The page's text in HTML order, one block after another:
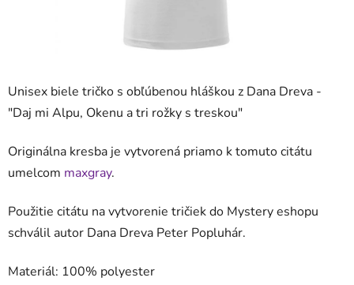
Unisex biele tričko s obľúbenou hláškou z Dana Dreva -
"Daj mi Alpu, Okenu a tri rožky s treskou"
Originálna kresba je vytvorená priamo k tomuto citátu
umelcom maxgray.
Použitie citátu na vytvorenie tričiek do Mystery eshopu
schválil autor Dana Dreva Peter Popluhár.
Materiál: 100% polyester